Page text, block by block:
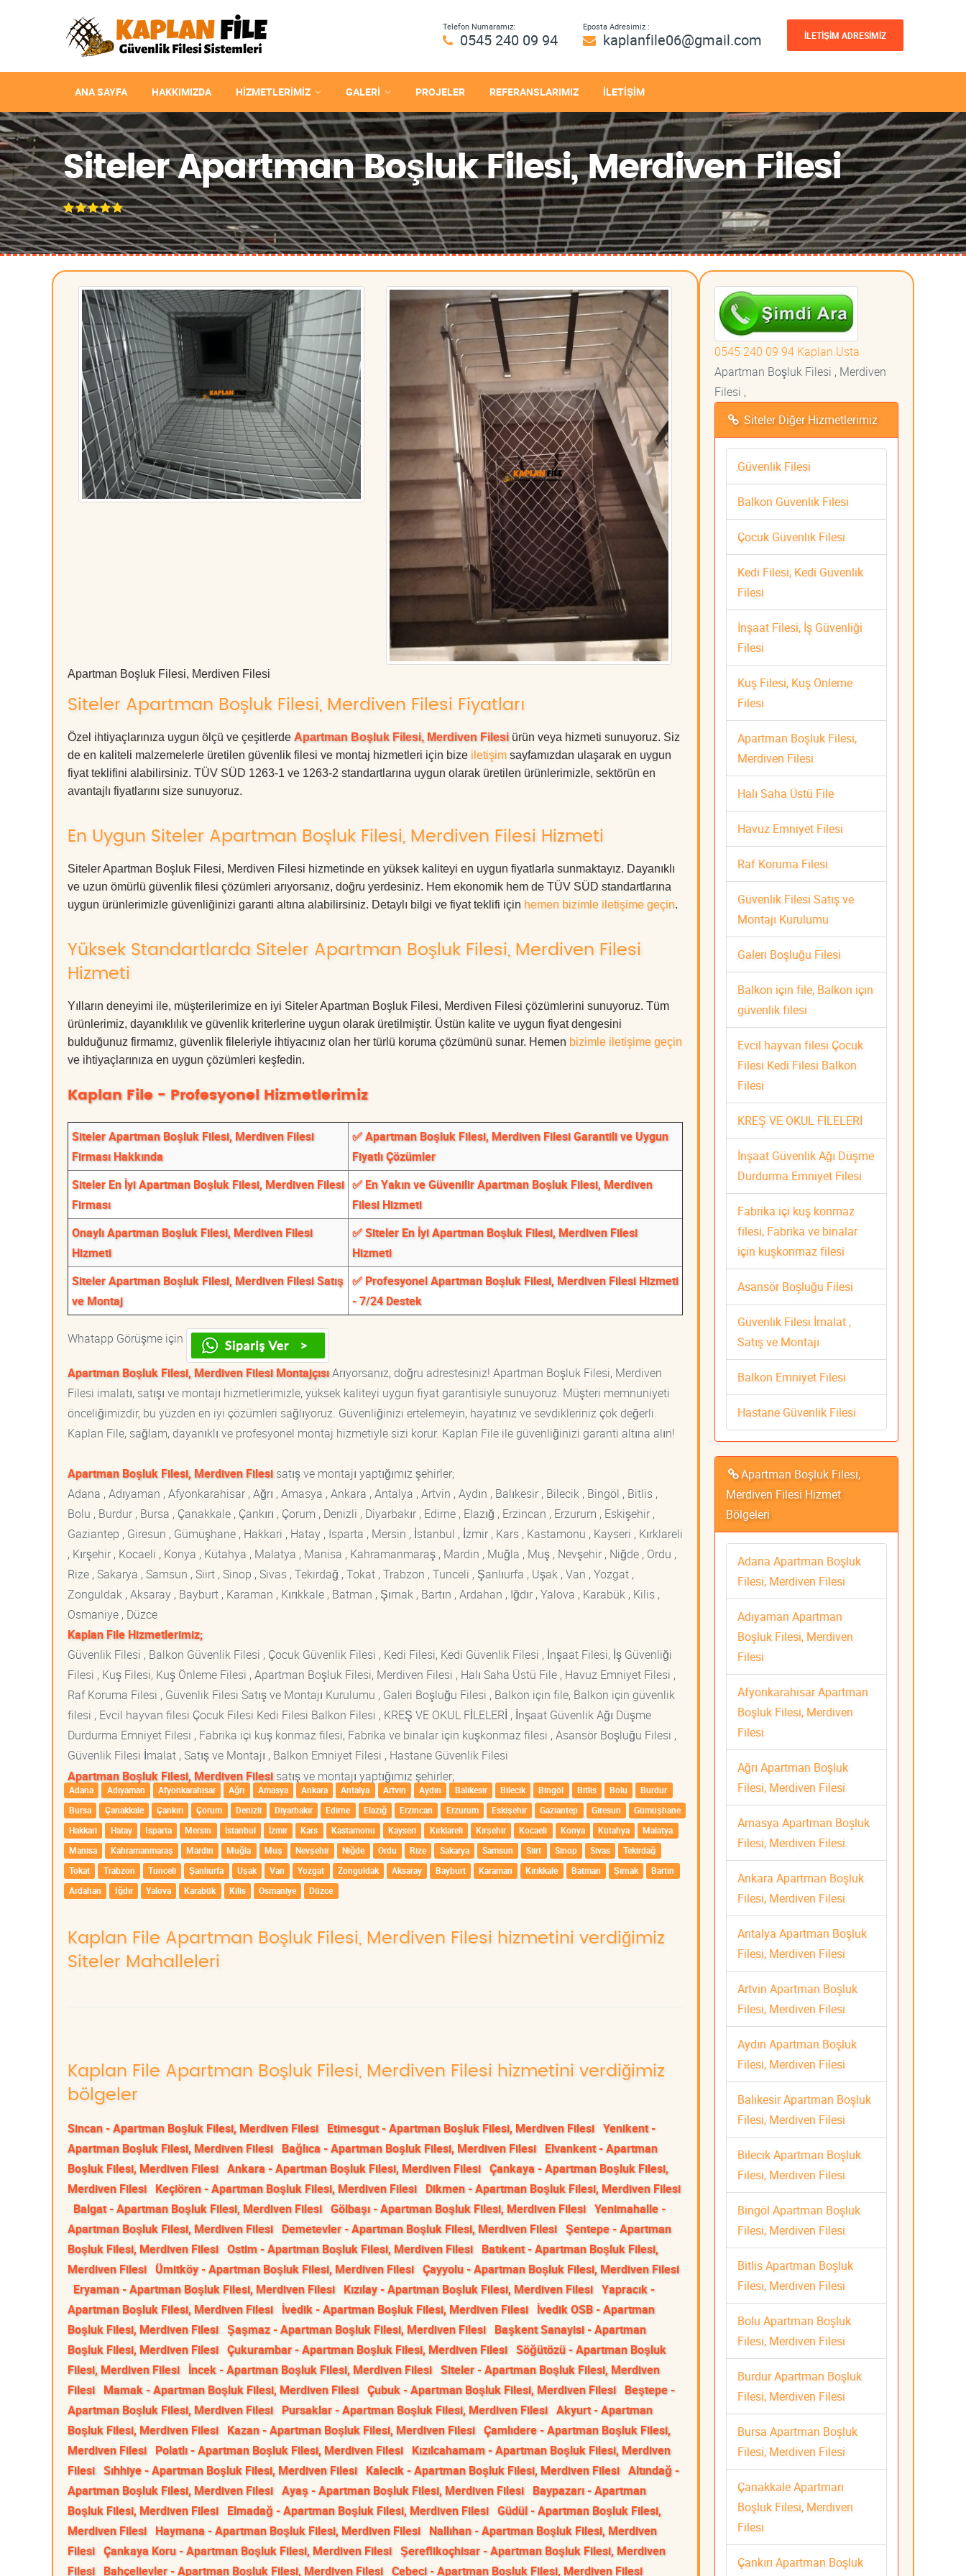
Telefon Numaramız:
0545 240 09 94
Eposta Adresimiz :
kaplanfile06@gmail.com İLETİŞİM ADRESİMİZ
ANA SAYFA HAKKIMIZDA HIZMETLERIMIZ GALERİ PROJELER REFERANSLARIMIZ İLETİŞİM
Siteler Apartman Boşluk Filesi, Merdiven Filesi
Apartman Boşluk Filesi, Merdiven Filesi
Siteler Apartman Boşluk Filesi, Merdiven Filesi Fiyatları
Özel ihtiyaçlarınıza uygun ölçü ve çeşitlerde Apartman Boşluk Filesi, Merdiven Filesi ürün veya hizmeti sunuyoruz. Siz
de en kaliteli malzemelerle üretilen güvenlik filesi ve montaj hizmetleri için bize iletişim sayfamızdan ulaşarak en uygun
fiyat teklifini alabilirsiniz. TÜV SÜD 1263-1 ve 1263-2 standartlarına uygun olarak üretilen ürünlerimizle, sektörün en
avantajlı fiyatlarını size sunuyoruz.
En Uygun Siteler Apartman Boşluk Filesi, Merdiven Filesi Hizmeti
Siteler Apartman Boşluk Filesi, Merdiven Filesi hizmetinde en yüksek kaliteyi en uygun fiyatlarla sunmaktayız. Dayanıklı
ve uzun ömürlü güvenlik filesi çözümleri arıyorsanız, doğru yerdesiniz. Hem ekonomik hem de TÜV SÜD standartlarına
uygun ürünlerimizle güvenliğinizi garanti altına alabilirsiniz. Detaylı bilgi ve fiyat teklifi için hemen bizimle iletişime geçin.
Yüksek Standartlarda Siteler Apartman Boşluk Filesi, Merdiven Filesi
Hizmeti
Yılların deneyimi ile, müşterilerimize en iyi Siteler Apartman Boşluk Filesi, Merdiven Filesi çözümlerini sunuyoruz. Tüm
ürünlerimiz, dayanıklılık ve güvenlik kriterlerine uygun olarak üretilmiştir. Üstün kalite ve uygun fiyat dengesini
bulduğunuz firmamız, güvenlik fileleriyle ihtiyacınız olan her türlü koruma çözümünü sunar. Hemen bizimle iletişime geçin
ve ihtiyaçlarınıza en uygun çözümleri keşfedin.
Kaplan File - Profesyonel Hizmetlerimiz
Siteler Apartman Boşluk Filesi, Merdiven Filesi
Firması Hakkında
✅ Apartman Boşluk Filesi, Merdiven Filesi Garantili ve Uygun
Fiyatlı Çözümler
Siteler En İyi Apartman Boşluk Filesi, Merdiven Filesi
Firması
✅ En Yakın ve Güvenilir Apartman Boşluk Filesi, Merdiven
Filesi Hizmeti
Onaylı Apartman Boşluk Filesi, Merdiven Filesi
Hizmeti
✅ Siteler En İyi Apartman Boşluk Filesi, Merdiven Filesi
Hizmeti
Siteler Apartman Boşluk Filesi, Merdiven Filesi Satış
ve Montaj
✅ Profesyonel Apartman Boşluk Filesi, Merdiven Filesi Hizmeti
- 7/24 Destek
Whatapp Görüşme için
Apartman Boşluk Filesi, Merdiven Filesi MontajçısıArıyorsanız, doğru adrestesiniz! Apartman Boşluk Filesi, Merdiven
Filesi imalatı, satışı ve montajı hizmetlerimizle, yüksek kaliteyi uygun fiyat garantisiyle sunuyoruz. Müşteri memnuniyeti
önceliğimizdir, bu yüzden en iyi çözümleri sağlıyoruz. Güvenliğinizi ertelemeyin, hayatınız ve sevdikleriniz çok değerli.
Kaplan File, sağlam, dayanıklı ve profesyonel montaj hizmetiyle sizi korur. Kaplan File ile güvenliğinizi garanti altına alın!
Apartman Boşluk Filesi, Merdiven Filesisatış ve montajı yaptığımız şehirler;
Adana , Adıyaman , Afyonkarahisar , Ağrı , Amasya , Ankara , Antalya , Artvin , Aydın , Balıkesir , Bilecik , Bingöl , Bitlis ,
Bolu , Burdur , Bursa , Çanakkale , Çankırı , Çorum , Denizli , Diyarbakır , Edirne , Elazığ , Erzincan , Erzurum , Eskişehir ,
Gaziantep , Giresun , Gümüşhane , Hakkari , Hatay , Isparta , Mersin , İstanbul , İzmir , Kars , Kastamonu , Kayseri , Kırklareli
, Kırşehir , Kocaeli , Konya , Kütahya , Malatya , Manisa , Kahramanmaraş , Mardin , Muğla , Muş , Nevşehir , Niğde , Ordu ,
Rize , Sakarya , Samsun , Siirt , Sinop , Sivas , Tekirdağ , Tokat , Trabzon , Tunceli , Şanlıurfa , Uşak , Van , Yozgat ,
Zonguldak , Aksaray , Bayburt , Karaman , Kırıkkale , Batman , Şırnak , Bartın , Ardahan , Iğdır , Yalova , Karabük , Kilis ,
Osmaniye , Düzce
Kaplan File Hizmetlerimiz;
Güvenlik Filesi , Balkon Güvenlik Filesi , Çocuk Güvenlik Filesi , Kedi Filesi, Kedi Güvenlik Filesi , İnşaat Filesi, İş Güvenliği
Filesi , Kuş Filesi, Kuş Önleme Filesi , Apartman Boşluk Filesi, Merdiven Filesi , Halı Saha Üstü File , Havuz Emniyet Filesi ,
Raf Koruma Filesi , Güvenlik Filesi Satış ve Montajı Kurulumu , Galeri Boşluğu Filesi , Balkon için file, Balkon için güvenlik
filesi , Evcil hayvan filesi Çocuk Filesi Kedi Filesi Balkon Filesi , KREŞ VE OKUL FİLELERİ , İnşaat Güvenlik Ağı Düşme
Durdurma Emniyet Filesi , Fabrika içi kuş konmaz filesi, Fabrika ve binalar için kuşkonmaz filesi , Asansör Boşluğu Filesi ,
Güvenlik Filesi İmalat , Satış ve Montajı , Balkon Emniyet Filesi , Hastane Güvenlik Filesi
Apartman Boşluk Filesi, Merdiven Filesisatış ve montajı yaptığımız şehirler;
Adana Adıyaman Afyonkarahisar Ağrı Amasya Ankara Antalya Artvin Aydın Balıkesir Bilecik Bingöl Bitlis Bolu
Burdur
Bursa
Çanakkale Çankırı Çorum Denizli Diyarbakır Edirne Elazığ Erzincan Erzurum Eskişehir Gaziantep Giresun
Gümüşhane
Hakkari
Hatay Isparta Mersin İstanbul İzmir Kars Kastamonu Kayseri Kırklareli Kırşehir Kocaeli Konya Kütahya
Malatya
Manisa
Kahramanmaraş Mardin Muğla Muş Nevşehir Niğde Ordu Rize Sakarya Samsun Siirt Sinop Sivas
Tekirdağ
Tokat
Trabzon Tunceli Şanlıurfa Uşak Van Yozgat Zonguldak Aksaray Bayburt Karaman Kırıkkale Batman Şırnak
Bartın
Ardahan
Iğdır Yalova Karabük Kilis Osmaniye Düzce
Kaplan File Apartman Boşluk Filesi, Merdiven Filesi hizmetini verdiğimiz
Siteler Mahalleleri
Kaplan File Apartman Boşluk Filesi, Merdiven Filesi hizmetini verdiğimiz
bölgeler
Sincan - Apartman Boşluk Filesi, Merdiven Filesi Etimesgut - Apartman Boşluk Filesi, Merdiven Filesi Yenikent -
Apartman Boşluk Filesi, Merdiven Filesi Bağlıca - Apartman Boşluk Filesi, Merdiven Filesi Elvankent - Apartman
Boşluk Filesi, Merdiven Filesi Ankara - Apartman Boşluk Filesi, Merdiven Filesi Çankaya - Apartman Boşluk Filesi,
Merdiven Filesi Keçiören - Apartman Boşluk Filesi, Merdiven Filesi Dikmen - Apartman Boşluk Filesi, Merdiven Filesi
Balgat - Apartman Boşluk Filesi, Merdiven Filesi Gölbaşı - Apartman Boşluk Filesi, Merdiven Filesi Yenimahalle -
Apartman Boşluk Filesi, Merdiven Filesi Demetevler - Apartman Boşluk Filesi, Merdiven Filesi Şentepe - Apartman
Boşluk Filesi, Merdiven Filesi Ostim - Apartman Boşluk Filesi, Merdiven Filesi Batıkent - Apartman Boşluk Filesi,
Merdiven Filesi Ümitköy - Apartman Boşluk Filesi, Merdiven Filesi Çayyolu - Apartman Boşluk Filesi, Merdiven Filesi
Eryaman - Apartman Boşluk Filesi, Merdiven Filesi Kızılay - Apartman Boşluk Filesi, Merdiven Filesi Yapracık -
Apartman Boşluk Filesi, Merdiven Filesi İvedik - Apartman Boşluk Filesi, Merdiven Filesi İvedik OSB - Apartman
Boşluk Filesi, Merdiven Filesi Şaşmaz - Apartman Boşluk Filesi, Merdiven Filesi Başkent Sanayisi - Apartman
Boşluk Filesi, Merdiven Filesi Çukurambar - Apartman Boşluk Filesi, Merdiven Filesi Söğütözü - Apartman Boşluk
Filesi, Merdiven Filesi İncek - Apartman Boşluk Filesi, Merdiven Filesi Siteler - Apartman Boşluk Filesi, Merdiven
Filesi Mamak - Apartman Boşluk Filesi, Merdiven Filesi Çubuk - Apartman Boşluk Filesi, Merdiven Filesi Beştepe -
Apartman Boşluk Filesi, Merdiven Filesi Pursaklar - Apartman Boşluk Filesi, Merdiven Filesi Akyurt - Apartman
Boşluk Filesi, Merdiven Filesi Kazan - Apartman Boşluk Filesi, Merdiven Filesi Çamlıdere - Apartman Boşluk Filesi,
Merdiven Filesi Polatlı - Apartman Boşluk Filesi, Merdiven Filesi Kızılcahamam - Apartman Boşluk Filesi, Merdiven
Filesi Sıhhiye - Apartman Boşluk Filesi, Merdiven Filesi Kalecik - Apartman Boşluk Filesi, Merdiven Filesi Altındağ -
Apartman Boşluk Filesi, Merdiven Filesi Ayaş - Apartman Boşluk Filesi, Merdiven Filesi Baypazarı - Apartman
Boşluk Filesi, Merdiven Filesi Elmadağ - Apartman Boşluk Filesi, Merdiven Filesi Güdül - Apartman Boşluk Filesi,
Merdiven Filesi Haymana - Apartman Boşluk Filesi, Merdiven Filesi Nallıhan - Apartman Boşluk Filesi, Merdiven
Filesi Çankaya Koru - Apartman Boşluk Filesi, Merdiven Filesi Şereflikoçhisar - Apartman Boşluk Filesi, Merdiven
Filesi Bahçelievler - Apartman Boşluk Filesi, Merdiven Filesi Cebeci - Apartman Boşluk Filesi, Merdiven Filesi
0545 240 09 94 Kaplan Usta
Apartman Boşluk Filesi , Merdiven
Filesi ,
Siteler Diğer Hizmetlerimiz
Güvenlik Filesi
Balkon Güvenlik Filesi
Çocuk Güvenlik Filesi
Kedi Filesi, Kedi Güvenlik
Filesi
İnşaat Filesi, İş Güvenliği
Filesi
Kuş Filesi, Kuş Önleme
Filesi
Apartman Boşluk Filesi,
Merdiven Filesi
Halı Saha Üstü File
Havuz Emniyet Filesi
Raf Koruma Filesi
Güvenlik Filesi Satış ve
Montajı Kurulumu
Galeri Boşluğu Filesi
Balkon için file, Balkon için
güvenlik filesi
Evcil hayvan filesi Çocuk
Filesi Kedi Filesi Balkon
Filesi
KREŞ VE OKUL FİLELERİ
İnşaat Güvenlik Ağı Düşme
Durdurma Emniyet Filesi
Fabrika içi kuş konmaz
filesi, Fabrika ve binalar
için kuşkonmaz filesi
Asansör Boşluğu Filesi
Güvenlik Filesi İmalat ,
Satış ve Montajı
Balkon Emniyet Filesi
Hastane Güvenlik Filesi
Apartman Boşluk Filesi,
Merdiven Filesi Hizmet
Bölgeleri
Adana Apartman Boşluk
Filesi, Merdiven Filesi
Adıyaman Apartman
Boşluk Filesi, Merdiven
Filesi
Afyonkarahisar Apartman
Boşluk Filesi, Merdiven
Filesi
Ağrı Apartman Boşluk
Filesi, Merdiven Filesi
Amasya Apartman Boşluk
Filesi, Merdiven Filesi
Ankara Apartman Boşluk
Filesi, Merdiven Filesi
Antalya Apartman Boşluk
Filesi, Merdiven Filesi
Artvin Apartman Boşluk
Filesi, Merdiven Filesi
Aydın Apartman Boşluk
Filesi, Merdiven Filesi
Balıkesir Apartman Boşluk
Filesi, Merdiven Filesi
Bilecik Apartman Boşluk
Filesi, Merdiven Filesi
Bingöl Apartman Boşluk
Filesi, Merdiven Filesi
Bitlis Apartman Boşluk
Filesi, Merdiven Filesi
Bolu Apartman Boşluk
Filesi, Merdiven Filesi
Burdur Apartman Boşluk
Filesi, Merdiven Filesi
Bursa Apartman Boşluk
Filesi, Merdiven Filesi
Çanakkale Apartman
Boşluk Filesi, Merdiven
Filesi
Çankırı Apartman Boşluk